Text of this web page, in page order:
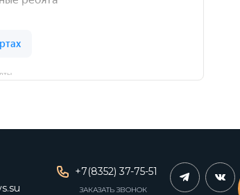
+7(8352) 37-75-51
ЗАКАЗАТЬ ЗВОНОК